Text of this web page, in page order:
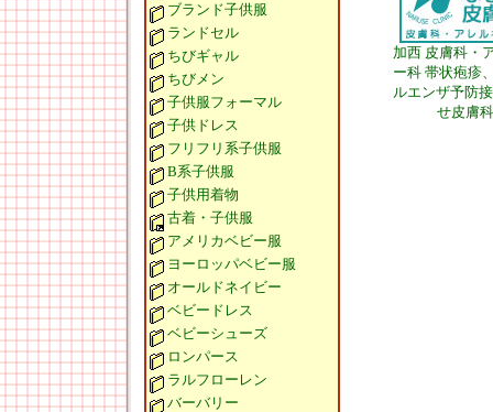
ブランド子供服
ランドセル
ちびギャル
ちびメン
子供服フォーマル
子供ドレス
フリフリ系子供服
B系子供服
子供用着物
古着・子供服
アメリカベビー服
ヨーロッパベビー服
オールドネイビー
ベビードレス
ベビーシューズ
ロンパース
ラルフローレン
バーバリー
加西 皮膚科・
ー科 帯状疱疹
ルエンザ予防
せ皮膚科